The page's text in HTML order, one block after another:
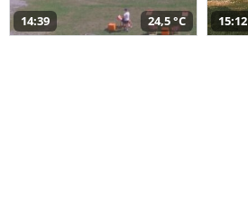
14:39 24,5 °C 15:12